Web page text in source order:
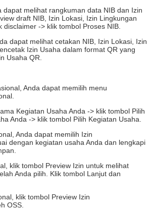
melihat rangkuman data NIB dan Izin
draft NIB, Izin Lokasi, Izin Lingkungan
-> klik tombol Proses NIB.
dapat melihat cetakan NIB, Izin Lokasi, Izin
Izin Usaha dalam format QR yang
Usaha QR.
Anda dapat memilih menu
Kegiatan Usaha Anda -> klik tombol Pilih
Anda -> klik tombol Pilih Kegiatan Usaha.
Anda dapat memilih Izin
dengan kegiatan usaha Anda dan lengkapi
klik tombol Preview Izin untuk melihat
Anda pilih. Klik tombol Lanjut dan
klik tombol Preview Izin
OSS.